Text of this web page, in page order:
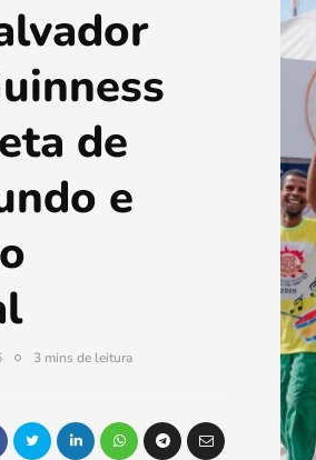
de
e
3 mins de leitura